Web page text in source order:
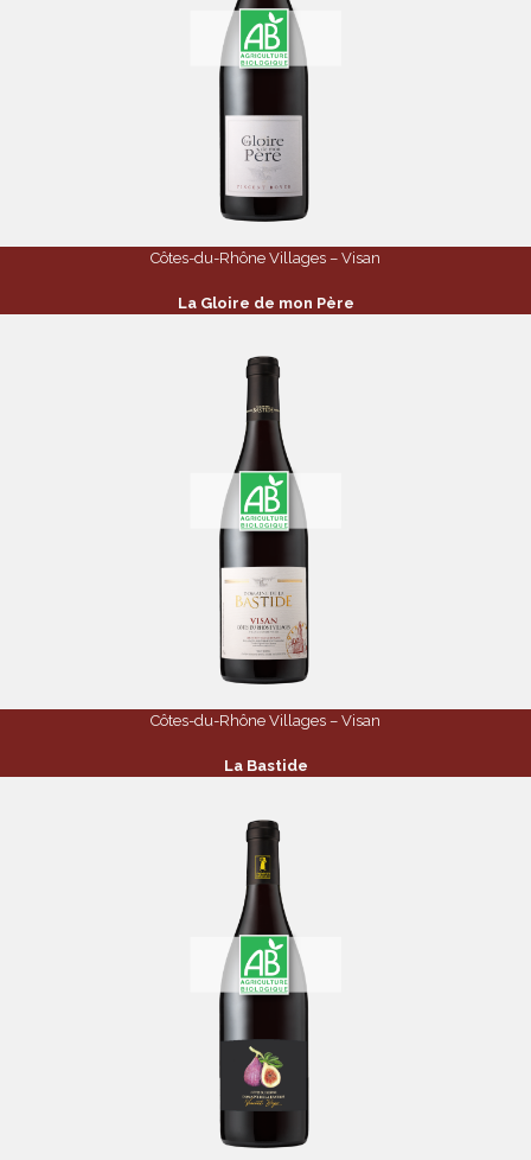
Côtes-du-Rhône Villages – Visan
La Gloire de mon Père
Côtes-du-Rhône Villages – Visan
La Bastide